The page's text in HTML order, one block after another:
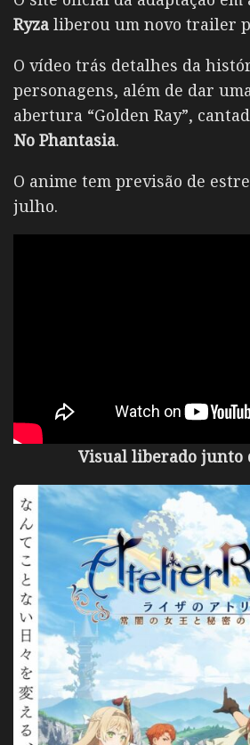
Ryza liberou um novo trailer
O vídeo trás detalhes da
personagens, além de dar
abertura “Golden Ray”,
No Phantasia.
O anime tem previsão de
julho.
Visual liberado junto